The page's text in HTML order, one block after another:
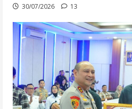
30/07/2026 13